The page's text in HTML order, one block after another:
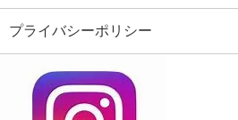
プライバシーポリシー